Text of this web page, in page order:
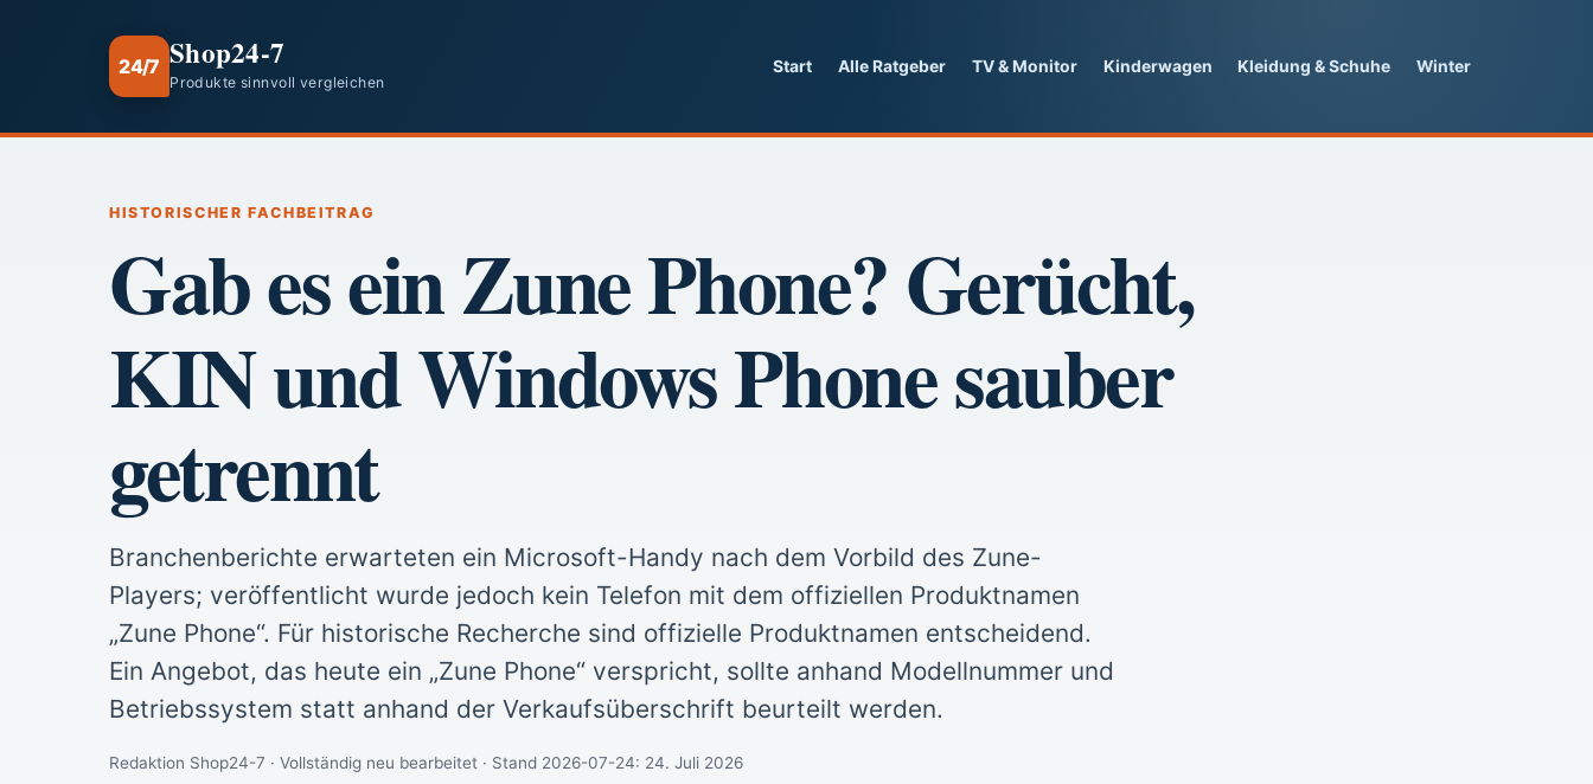
24/7 Shop24-7
Produkte sinnvoll vergleichen
Start Alle Ratgeber TV & Monitor Kinderwagen Kleidung & Schuhe Winter
HISTORISCHER FACHBEITRAG
Gab es ein Zune Phone? Gerücht,
KIN und Windows Phone sauber
getrennt
Branchenberichte erwarteten ein Microsoft-Handy nach dem Vorbild des Zune-
Players; veröffentlicht wurde jedoch kein Telefon mit dem offiziellen Produktnamen
„Zune Phone“. Für historische Recherche sind offizielle Produktnamen entscheidend.
Ein Angebot, das heute ein „Zune Phone“ verspricht, sollte anhand Modellnummer und
Betriebssystem statt anhand der Verkaufsüberschrift beurteilt werden.
Redaktion Shop24-7 · Vollständig neu bearbeitet · Stand 2026-07-24: 24. Juli 2026